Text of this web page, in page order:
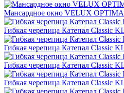
Мансардное окно VELUX OPTIMA
Гибкая черепица Катепал Classic
Гибкая черепица Катепал Classic
Гибкая черепица Катепал Classic
Гибкая черепица Катепал Classic